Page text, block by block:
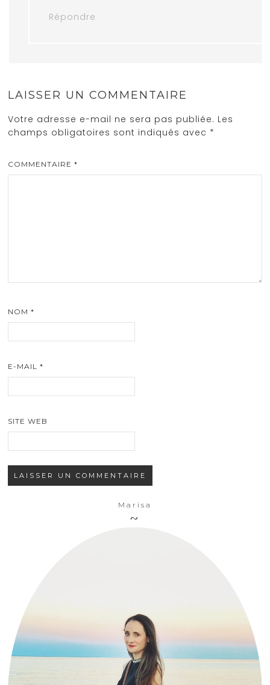
Répondre
LAISSER UN COMMENTAIRE
Votre adresse e-mail ne sera pas publiée. Les
champs obligatoires sont indiqués avec *
COMMENTAIRE*
NOM*
E-MAIL*
SITE WEB
Marisa